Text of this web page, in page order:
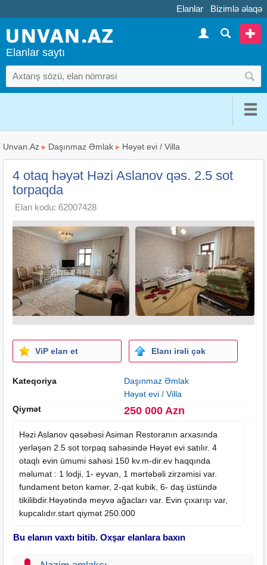
Elanlar Bizimlə əlaqə
Elanlar saytı
Unvan.Az ▸ Daşınmaz Əmlak ▸ Həyət evi / Villa
4 otaq həyət Həzi Aslanov qəs. 2.5 sot
torpaqda
Elan kodu: 62007428
ViP elan et Elanı irəli çək
Kateqoriya
Daşınmaz Əmlak
Həyət evi / Villa
Qiymət
250 000 Azn
Həzi Aslanov qəsəbəsi Asiman Restoranın arxasında
yerləşən 2.5 sot torpaq sahəsində Həyət evi satılır. 4
otaqlı evin ümumi sahəsi 150 kv.m-dir.ev haqqında
məlumat : 1 lodji, 1- eyvan, 1 mərtəbəli zirzəmisi var.
fundament beton kəmər, 2-qat kubik, 6- daş üstündə
tikilibdir.Həyətində meyvə ağacları var. Evin çıxarışı var,
kupcalıdır.start qiymət 250.000
Bu elanın vaxtı bitib. Oxşar elanlara baxın